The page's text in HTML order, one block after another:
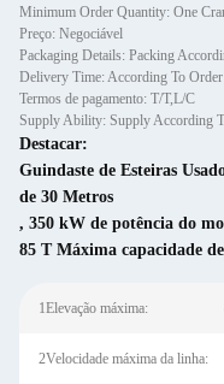
Minimum Order Quantity: One
Preço: Negociável
Packaging Details: Packing
Delivery Time: According To
Termos de pagamento: T/T,L/C
Supply Ability: Supply According
Destacar:
Guindaste de Esteiras
de 30 Metros
, 350 kW de potência do
85 T Máxima capacidade
1Elevação máxima:
2Velocidade máxima da linha: